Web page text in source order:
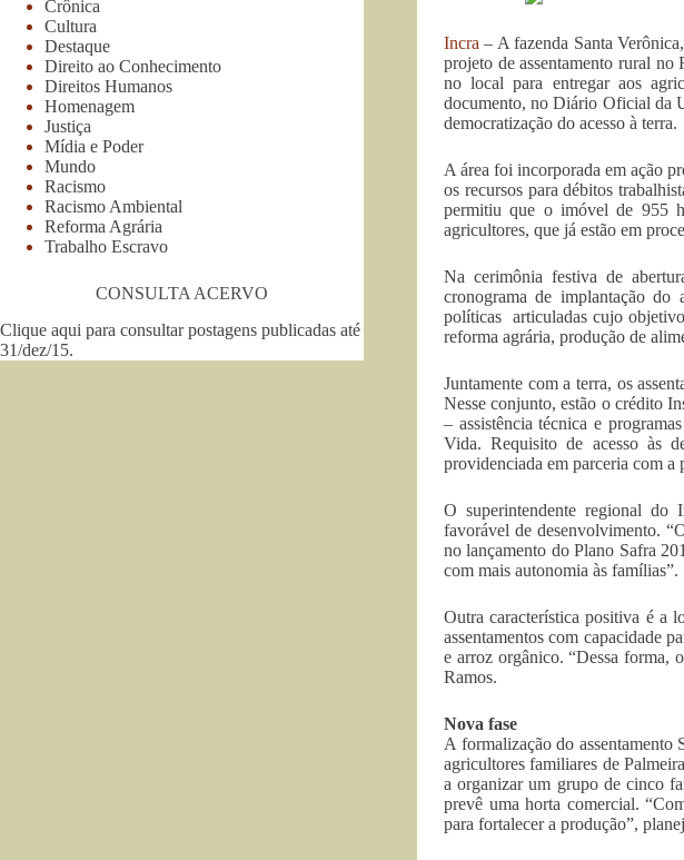
Incra – A fazenda Santa
projeto de assentamento rural
no local para entregar aos
documento, no Diário Oficial da
democratização do acesso à terra.
A área foi incorporada em ação
os recursos para débitos
permitiu que o imóvel de 955
agricultores, que já estão em
Na cerimônia festiva de
cronograma de implantação do
políticas articuladas cujo
reforma agrária, produção de
Juntamente com a terra, os
Nesse conjunto, estão o crédito
– assistência técnica e
Vida. Requisito de acesso às
providenciada em parceria com a
O superintendente regional do
favorável de desenvolvimento.
no lançamento do Plano Safra
com mais autonomia às famílias”.
Outra característica positiva é a
assentamentos com capacidade
e arroz orgânico. “Dessa forma,
Ramos.
Nova fase
A formalização do assentamento
agricultores familiares de
a organizar um grupo de cinco
prevê uma horta comercial.
para fortalecer a produção”,
Crônica
Cultura
Destaque
Direito ao Conhecimento
Direitos Humanos
Homenagem
Justiça
Mídia e Poder
Mundo
Racismo
Racismo Ambiental
Reforma Agrária
Trabalho Escravo
CONSULTA ACERVO
Clique aqui para consultar postagens publicadas até
31/dez/15.